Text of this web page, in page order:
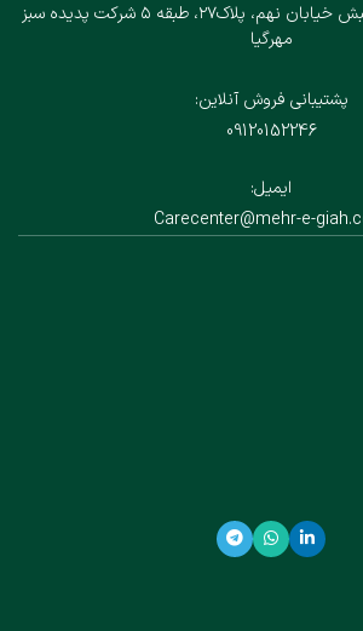
خیابان گاندی جنوبی، نبش خیابان نهم، پلاک۲۷، طبقه ۵ شرکت پدیده سبز
مهرگیا
پشتیبانی فروش آنلاین:
09120152246
ایمیل:
Carecenter@mehr-e-